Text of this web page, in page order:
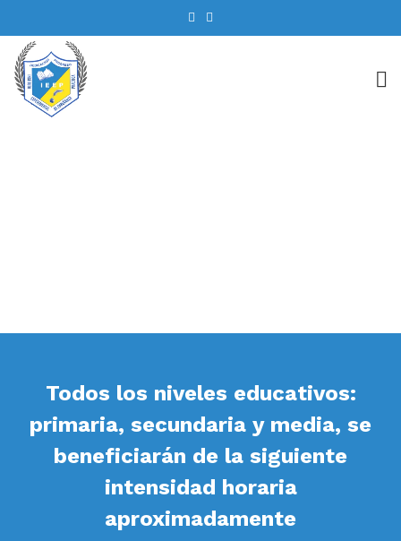
Todos los niveles educativos:
primaria, secundaria y media, se
beneficiarán de la siguiente
intensidad horaria
aproximadamente